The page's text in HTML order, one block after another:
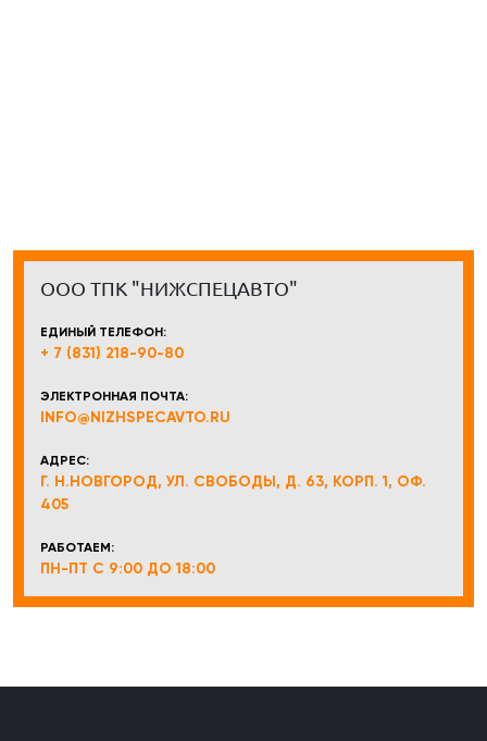
ООО ТПК "НИЖСПЕЦАВТО"
ЕДИНЫЙ ТЕЛЕФОН:
+ 7 (831) 218-90-80
ЭЛЕКТРОННАЯ ПОЧТА:
INFO@NIZHSPECAVTO.RU
АДРЕС:
Г. Н.НОВГОРОД, УЛ. СВОБОДЫ, Д. 63, КОРП. 1, ОФ.
405
РАБОТАЕМ:
ПН-ПТ С 9:00 ДО 18:00